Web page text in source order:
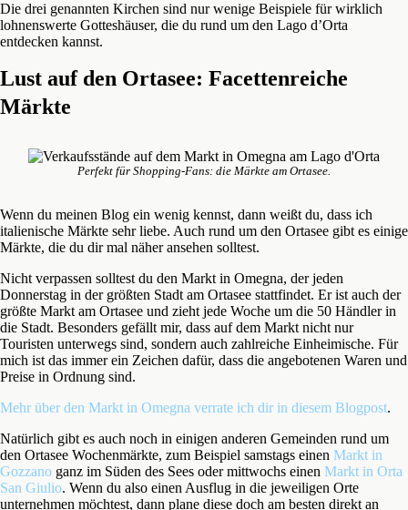
Die drei genannten Kirchen sind nur wenige Beispiele für wirklich
lohnenswerte Gotteshäuser, die du rund um den Lago d’Orta
entdecken kannst.
Lust auf den Ortasee: Facettenreiche
Märkte
Perfekt für Shopping-Fans: die Märkte am Ortasee.
Wenn du meinen Blog ein wenig kennst, dann weißt du, dass ich
italienische Märkte sehr liebe. Auch rund um den Ortasee gibt es einige
Märkte, die du dir mal näher ansehen solltest.
Nicht verpassen solltest du den Markt in Omegna, der jeden
Donnerstag in der größten Stadt am Ortasee stattfindet. Er ist auch der
größte Markt am Ortasee und zieht jede Woche um die 50 Händler in
die Stadt. Besonders gefällt mir, dass auf dem Markt nicht nur
Touristen unterwegs sind, sondern auch zahlreiche Einheimische. Für
mich ist das immer ein Zeichen dafür, dass die angebotenen Waren und
Preise in Ordnung sind.
Mehr über den Markt in Omegna verrate ich dir in diesem Blogpost.
Natürlich gibt es auch noch in einigen anderen Gemeinden rund um
den Ortasee Wochenmärkte, zum Beispiel samstags einen Markt in
Gozzano ganz im Süden des Sees oder mittwochs einen Markt in Orta
San Giulio. Wenn du also einen Ausflug in die jeweiligen Orte
unternehmen möchtest, dann plane diese doch am besten direkt an